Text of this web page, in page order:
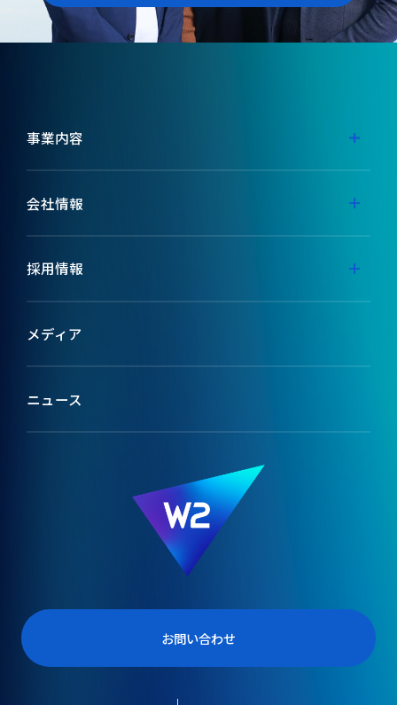
お問い合わせ
事業内容
事業内容
会社情報
代表メッセージ
ミッション
ブランドコンセプト
採用情報
採用特設サイト
テックメディア
メディア
ニュース